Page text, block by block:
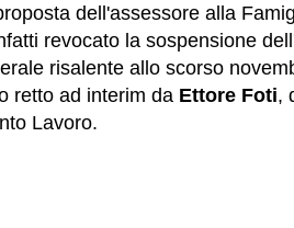
dell'assessore alla
revocato la sospensione
risalente allo scorso
retto ad interim da Ettore Foti,
Lavoro.